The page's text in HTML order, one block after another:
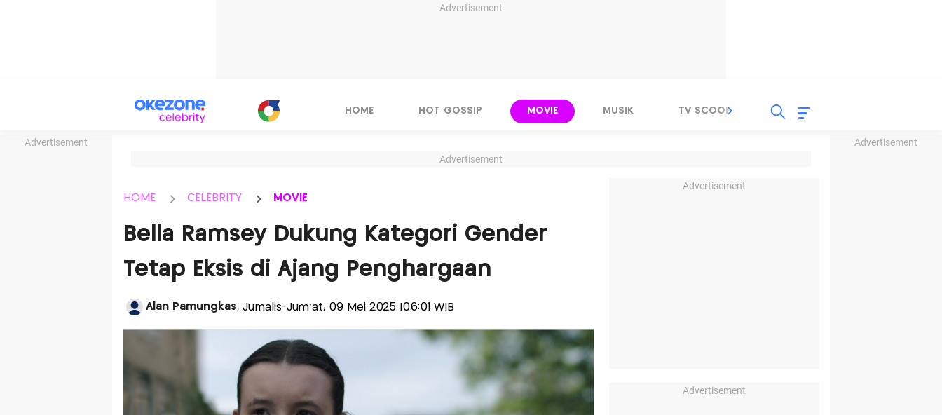
Advertisement
Advertisement Advertisement
HOME HOT GOSSIP MOVIE MUSIK TV SCOOP LIRIK
Advertisement
HOME CELEBRITY MOVIE
Bella Ramsey Dukung Kategori Gender
Tetap Eksis di Ajang Penghargaan
Alan Pamungkas, Jurnalis-Jum'at, 09 Mei 2025 |06:01 WIB
Advertisement
Advertisement